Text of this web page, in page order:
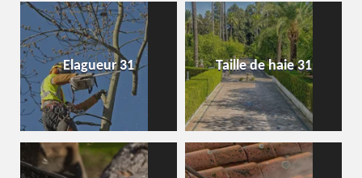
Elagueur 31 Taille de haie 31